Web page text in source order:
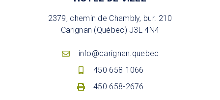
2379, chemin de Chambly, bur. 210
Carignan (Québec) J3L 4N4
info@carignan.quebec
450 658-1066
450 658-2676